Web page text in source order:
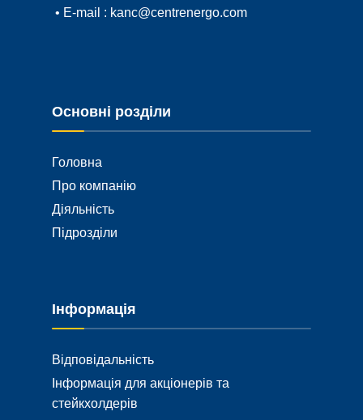
• E-mail : kanc@centrenergo.com
Основні розділи
Головна
Про компанію
Діяльність
Підрозділи
Інформація
Відповідальність
Інформація для акціонерів та
стейкхолдерів